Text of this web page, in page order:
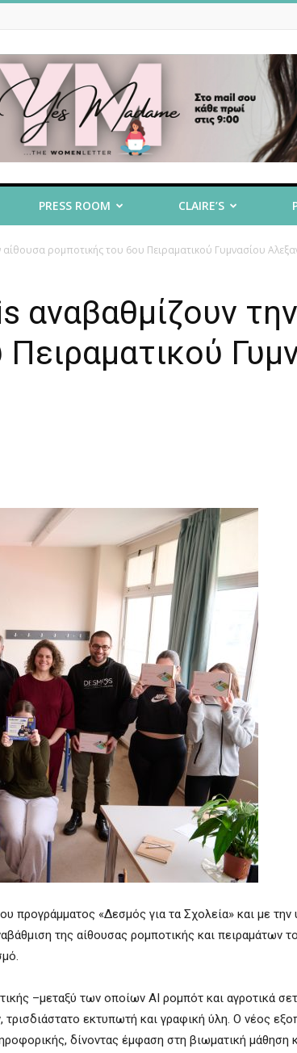
PRESS ROOM CLAIRE’S
αίθουσα ρομποτικής του 6ου Πειραματικού Γυμνασίου
αναβαθμίζουν
προγράμματος «Δεσμός για τα Σχολεία» και με την
της αίθουσας ρομποτικής και πειραμάτων
–μεταξύ των οποίων AI ρομπότ και αγροτικά
εκτυπωτή και γραφική ύλη. Ο νέος
δίνοντας έμφαση στη βιωματική μάθηση